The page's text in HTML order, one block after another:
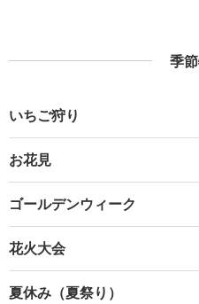
季
いちご狩り
お花見
ゴールデンウィーク
花火大会
夏休み（夏祭り）